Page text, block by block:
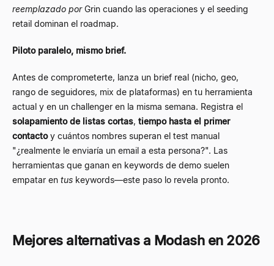
reemplazado porGrin cuando las operaciones y el seeding
retail dominan el roadmap.
Piloto paralelo, mismo brief.
Antes de comprometerte, lanza un brief real (nicho, geo,
rango de seguidores, mix de plataformas) en tu herramienta
actual y en un challenger en la misma semana. Registra el
solapamiento de listas cortas, tiempo hasta el primer
contactoy cuántos nombres superan el test manual
"¿realmente le enviaría un email a esta persona?". Las
herramientas que ganan en keywords de demo suelen
empatar en tus keywords—este paso lo revela pronto.
Mejores alternativas a Modash en 2026